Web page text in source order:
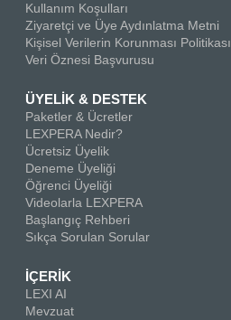
Kullanım Koşulları
Ziyaretçi ve Üye Aydınlatma Metni
Kişisel Verilerin Korunması Politikası
Veri Öznesi Başvurusu
ÜYELİK & DESTEK
Paketler & Ücretler
LEXPERA Nedir?
Ücretsiz Üyelik
Deneme Üyeliği
Öğrenci Üyeliği
Videolarla LEXPERA
Başlangıç Rehberi
Sıkça Sorulan Sorular
İÇERİK
LEXI AI
Mevzuat